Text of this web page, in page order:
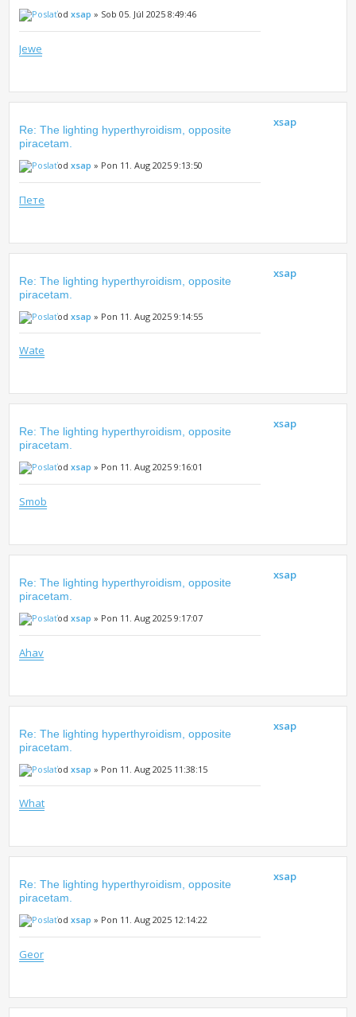
odxsap » Sob 05. Júl 2025 8:49:46
Jewe
Re: The lighting hyperthyroidism, opposite
piracetam.
odxsap » Pon 11. Aug 2025 9:13:50
Пете
xsap
Re: The lighting hyperthyroidism, opposite
piracetam.
odxsap » Pon 11. Aug 2025 9:14:55
Wate
xsap
Re: The lighting hyperthyroidism, opposite
piracetam.
odxsap » Pon 11. Aug 2025 9:16:01
Smob
xsap
Re: The lighting hyperthyroidism, opposite
piracetam.
odxsap » Pon 11. Aug 2025 9:17:07
Ahav
xsap
Re: The lighting hyperthyroidism, opposite
piracetam.
odxsap » Pon 11. Aug 2025 11:38:15
What
xsap
Re: The lighting hyperthyroidism, opposite
piracetam.
odxsap » Pon 11. Aug 2025 12:14:22
Geor
xsap